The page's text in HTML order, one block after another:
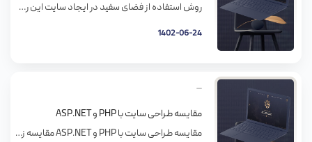
روش استفاده از فضای سفید در ایجاد سایت این روزها دور همه رو حجم وسیعی از اطلاعات، تصاویر و محرک های دیگه گرفته. قبلا صفحات اینترنت پر از بنرهای تبلیغاتی و ویجت و عکس و اینجورچیزها بودند، اما حالا اگه دقت کنید همه طراحی ها به سمت خالی گذاشتن فضا یا به عبارت دیگه فضای […]
1402-06-24
مقایسه طراحی سایت با PHP و ASP.NET
مقایسه طراحی سایت با PHP و ASP.NET مقایسه زبان php و سکوی asp.net برای طراحی سایت بحثی طولانی و تمام نشدنی است. اکثر شرکت ها و برنامه نویسانی که یک زبان برنامه نویسی را یاد میگیرند علاقه مند به دفاع کردن از آن زبان هستند و بعضا دلایل غیر منطقی و غیر علمی برای کار […]